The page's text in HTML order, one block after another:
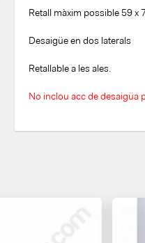
Retall màxim possible 59 x
Desaigüe en dos laterals
Retallable a les ales.
No inclou acc de desaigüa